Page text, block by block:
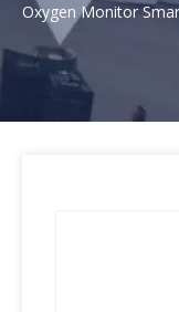
Oxygen Monitor